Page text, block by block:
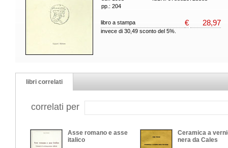
pp.: 204
libro a stampa € 28,97
invece di 30,49 sconto del 5%.
libri correlati
correlati per
Asse romano e asse
italico
Ceramica a
nera da Cales